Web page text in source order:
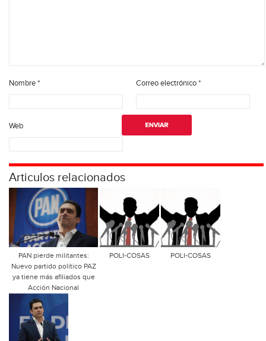
Nombre* Correo electrónico*
Web
Articulos relacionados
PAN pierde militantes:
Nuevo partido político PAZ
ya tiene más afiliados que
Acción Nacional
POLI-COSAS POLI-COSAS